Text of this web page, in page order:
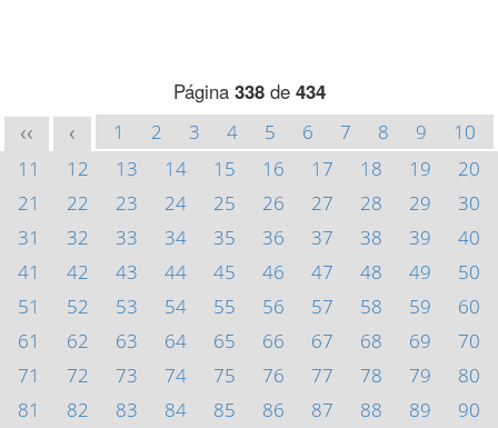
Página 338de 434
<< < 1 2 3 4 5 6 7 8 9
10
11
12 13 14 15 16 17 18 19
20
21
22 23 24 25 26 27 28 29
30
31
32 33 34 35 36 37 38 39
40
41
42 43 44 45 46 47 48 49
50
51
52 53 54 55 56 57 58 59
60
61
62 63 64 65 66 67 68 69
70
71
72 73 74 75 76 77 78 79
80
81
82 83 84 85 86 87 88 89
90